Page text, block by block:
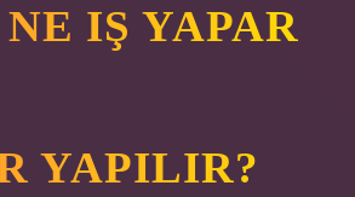
IŞ YAPAR
YAPILIR?